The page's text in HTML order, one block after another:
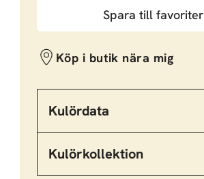
Spara till favoriter
Köp i butik nära mig
Kulördata
Kulörkollektion